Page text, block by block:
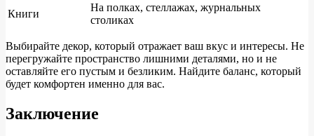
Книги
На полках, стеллажах, журнальных
столиках
Выбирайте декор, который отражает ваш вкус и интересы. Не
перегружайте пространство лишними деталями, но и не
оставляйте его пустым и безликим. Найдите баланс, который
будет комфортен именно для вас.
Заключение